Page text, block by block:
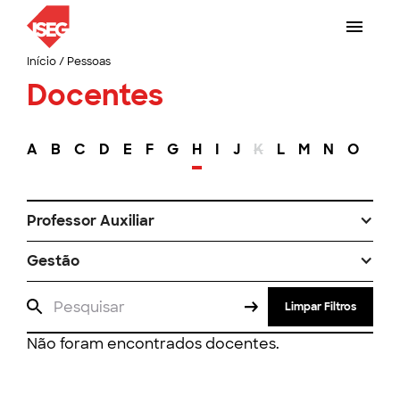
Início/ Pessoas
Docentes
A B C D E F G H I J K L M N O
Professor Auxiliar
Gestão
Limpar Filtros
Não foram encontrados docentes.